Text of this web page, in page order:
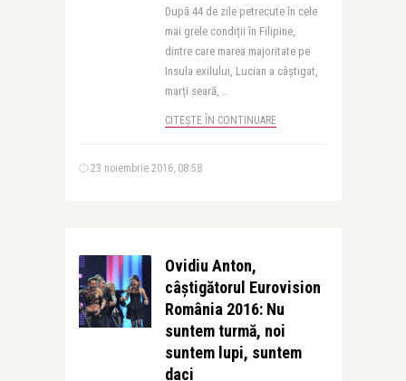
După 44 de zile petrecute în cele
mai grele condiții în Filipine,
dintre care marea majoritate pe
Insula exilului, Lucian a câștigat,
marți seară, ..
CITEȘTE ÎN CONTINUARE
23 noiembrie 2016, 08:58
Ovidiu Anton,
câştigătorul Eurovision
România 2016: Nu
suntem turmă, noi
suntem lupi, suntem
daci